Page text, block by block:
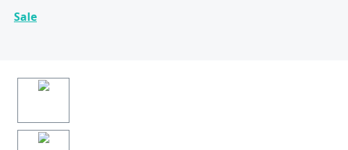
Sale
Bildergalerie überspringen